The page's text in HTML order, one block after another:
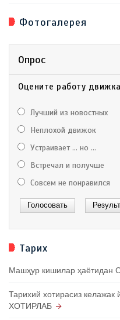
Фотогалерея
Опрос
Оцените работу движка
Лучший из новостных
Неплохой движок
Устраивает ... но ...
Встречал и получше
Совсем не понравился
Тарих
Машҳур кишилар ҳаётидан
Тарихий хотирасиз
ХОТИРЛАБ